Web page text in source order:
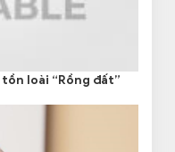
loài “Rồng đất”